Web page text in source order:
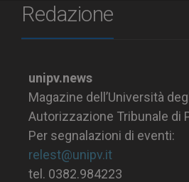
Redazione
unipv.news
Magazine dell’Università
Autorizzazione Tribunale di
Per segnalazioni di eventi:
relest@unipv.it
tel. 0382.984223